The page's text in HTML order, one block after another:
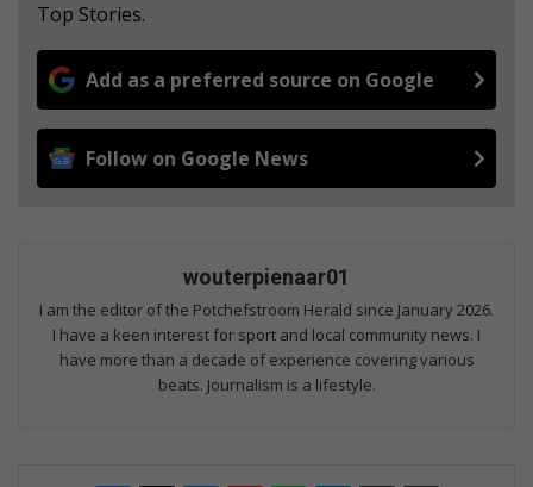
Top Stories.
Add as a preferred source on Google
Follow on Google News
wouterpienaar01
I am the editor of the Potchefstroom Herald since January 2026.
I have a keen interest for sport and local community news. I
have more than a decade of experience covering various
beats. Journalism is a lifestyle.